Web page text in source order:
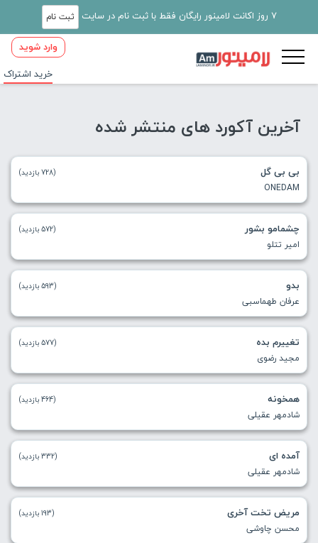
7 روز اکانت لامینور رایگان فقط با ثبت نام در سایت ثبت نام
وارد شوید
خرید اشتراک
آخرین آکورد های منتشر شده
بی بی گل
ONEDAM
(728 بازدید)
چشمامو بشور
امیر تتلو
(572 بازدید)
بدو
عرفان طهماسبی
(593 بازدید)
تغییرم بده
مجید رضوی
(577 بازدید)
همخونه
شادمهر عقیلی
(464 بازدید)
آمده ای
شادمهر عقیلی
(332 بازدید)
مریض تخت آخری
محسن چاوشی
(193 بازدید)